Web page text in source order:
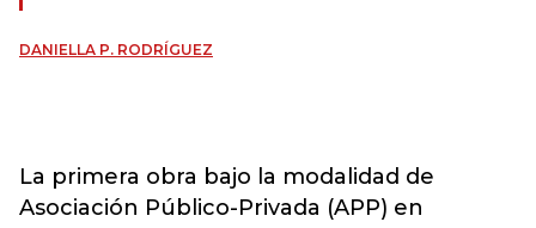
DANIELLA P. RODRÍGUEZ
La primera obra bajo la modalidad de
Asociación Público-Privada (APP) en